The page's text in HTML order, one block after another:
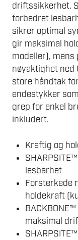
driftssikkerhet.
forbedret
sikrer optimal
gir maksimal
modeller),
nøyaktighet ned
store håndtak
endestykker
grep for enkel
inkludert.
Kraftig og
lesbarhet
Forsterkede
holdekraft
maksimal